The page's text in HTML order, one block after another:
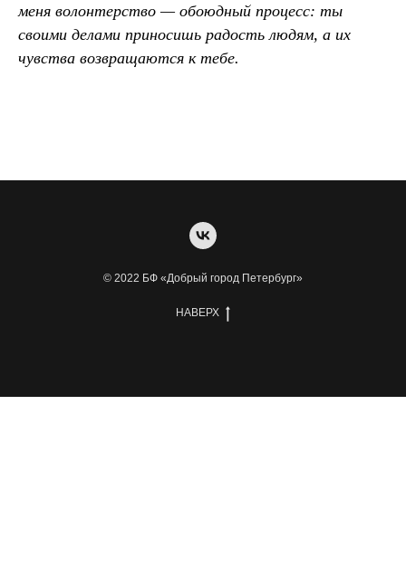
меня волонтерство — обоюдный процесс: ты
своими делами приносишь радость людям, а их
чувства возвращаются к тебе.
© 2022 БФ «Добрый город Петербург»
НАВЕРХ